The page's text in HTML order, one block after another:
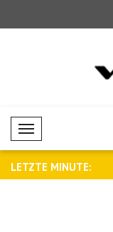
Mobil Menü
LETZTE MINUTE:
falschen Gerüchten ist